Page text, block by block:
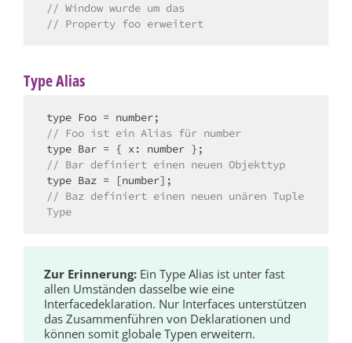
// Window wurde um das
// Property foo erweitert
Type Alias
// Foo ist ein Alias für number
// Bar definiert einen neuen Objekttyp
// Baz definiert einen neuen unären Tuple
Type
Zur Erinnerung: Ein Type Alias ist unter fast
allen Umständen dasselbe wie eine
Interfacedeklaration. Nur Interfaces unterstützen
das Zusammenführen von Deklarationen und
können somit globale Typen erweitern.